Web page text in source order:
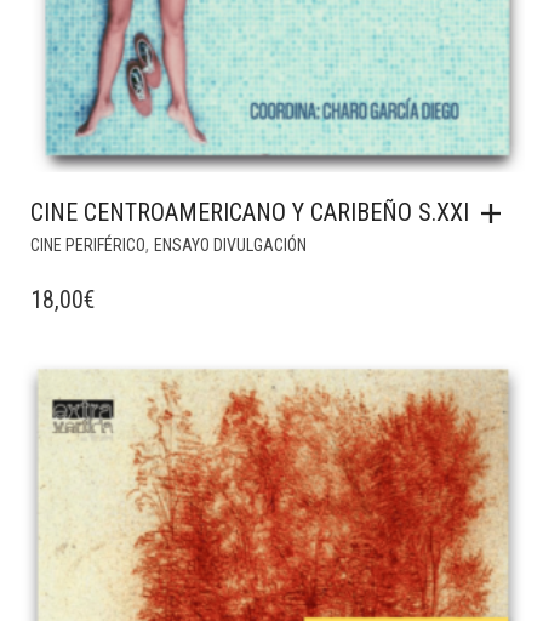
CINE CENTROAMERICANO Y CARIBEÑO S.XXI
CINE PERIFÉRICO, ENSAYO DIVULGACIÓN
18,00€